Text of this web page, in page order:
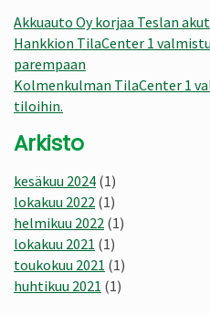
Akkuauto Oy korjaa Teslan
Hankkion TilaCenter 1
parempaan
Kolmenkulman TilaCenter 1
tiloihin.
Arkisto
kesäkuu 2024 (1)
lokakuu 2022 (1)
helmikuu 2022 (1)
lokakuu 2021 (1)
toukokuu 2021 (1)
huhtikuu 2021 (1)